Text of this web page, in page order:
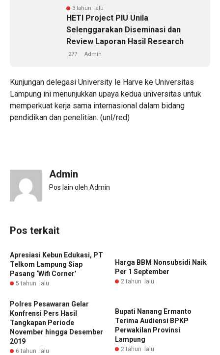
3 tahun lalu
HETI Project PIU Unila
Selenggarakan Diseminasi dan
Review Laporan Hasil Research
277 Admin
Kunjungan delegasi University le Harve ke Universitas
Lampung ini menunjukkan upaya kedua universitas untuk
memperkuat kerja sama internasional dalam bidang
pendidikan dan penelitian. (unl/red)
Admin
Pos lain oleh Admin
Pos terkait
Apresiasi Kebun Edukasi, PT
Telkom Lampung Siap
Pasang ‘Wifi Corner’
5 tahun lalu
Harga BBM Nonsubsidi Naik
Per 1 September
2 tahun lalu
Polres Pesawaran Gelar
Konfrensi Pers Hasil
Tangkapan Periode
November hingga Desember
2019
6 tahun lalu
Bupati Nanang Ermanto
Terima Audiensi BPKP
Perwakilan Provinsi
Lampung
2 tahun lalu